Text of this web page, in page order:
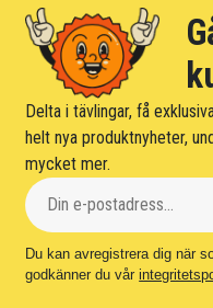
Delta i tävlingar, få
helt nya produktnyheter,
mycket mer.
Du kan avregistrera dig när
godkänner du vår